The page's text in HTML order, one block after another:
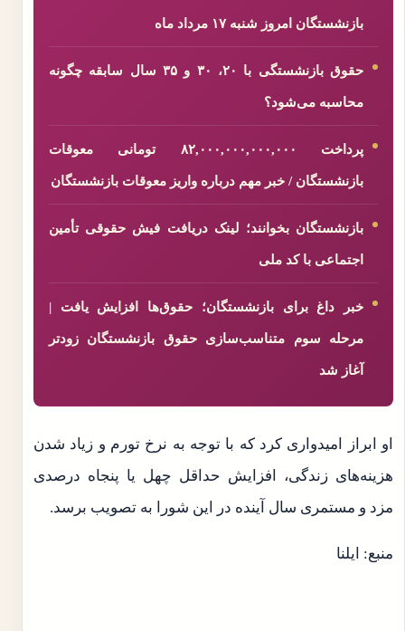
بازنشستگان امروز شنبه ۱۷ مرداد ماه
حقوق بازنشستگی با ۲۰، ۳۰ و ۳۵ سال سابقه چگونه
محاسبه می‌شود؟
پرداخت ۸۲,۰۰۰,۰۰۰,۰۰۰,۰۰۰ تومانی معوقات
بازنشستگان / خبر مهم درباره واریز معوقات بازنشستگان
بازنشستگان بخوانند؛ لینک دریافت فیش حقوقی تأمین
اجتماعی با کد ملی
خبر داغ برای بازنشستگان؛ حقوق‌ها افزایش یافت |
مرحله سوم متناسب‌سازی حقوق بازنشستگان زودتر
آغاز شد
او ابراز امیدواری کرد که با توجه به نرخ تورم و زیاد شدن
هزینه‌های زندگی، افزایش حداقل چهل یا پنجاه درصدی
مزد و مستمری سال آینده در این شورا به تصویب برسد.
منبع: ایلنا